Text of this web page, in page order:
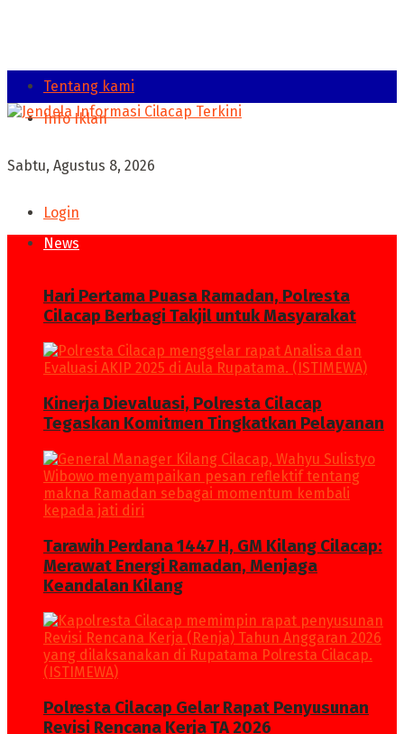
Tentang kami
Info Iklan
Sabtu, Agustus 8, 2026
Login
News
Hari Pertama Puasa Ramadan, Polresta
Cilacap Berbagi Takjil untuk Masyarakat
Kinerja Dievaluasi, Polresta Cilacap
Tegaskan Komitmen Tingkatkan Pelayanan
Tarawih Perdana 1447 H, GM Kilang Cilacap:
Merawat Energi Ramadan, Menjaga
Keandalan Kilang
Polresta Cilacap Gelar Rapat Penyusunan
Revisi Rencana Kerja TA 2026